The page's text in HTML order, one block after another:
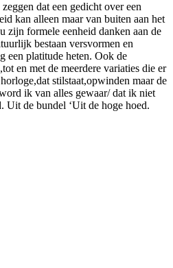
dat een gedicht over een
kan alleen maar van buiten aan het
zijn formele eenheid danken aan de
bestaan versvormen en
een platitude heten. Ook de
en met de meerdere variaties die er
stilstaat,opwinden maar de
ik van alles gewaar/ dat ik niet
Uit de bundel ‘Uit de hoge hoed.